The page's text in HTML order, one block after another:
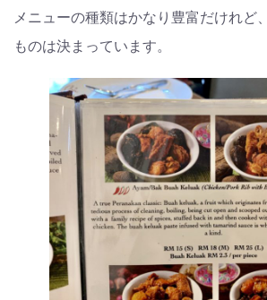
メニューの種類はかなり豊富だけれど
ものは決まっています。